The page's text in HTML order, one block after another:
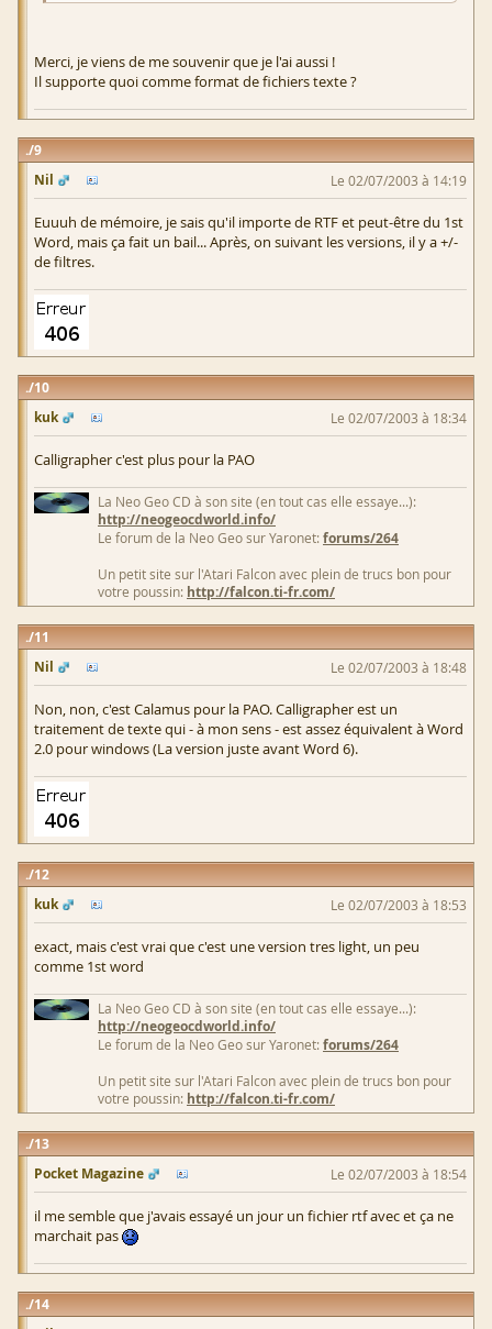
Merci, je viens de me souvenir que je l'ai aussi !
Il supporte quoi comme format de fichiers texte ?
9
Nil
Le 02/07/2003 à 14:19
Euuuh de mémoire, je sais qu'il importe de RTF et peut-être du 1st
Word, mais ça fait un bail... Après, on suivant les versions, il y a +/-
de filtres.
10
kuk
Le 02/07/2003 à 18:34
Calligrapher c'est plus pour la PAO
La Neo Geo CD à son site (en tout cas elle essaye...):
http://neogeocdworld.info/
Le forum de la Neo Geo sur Yaronet:forums/264
Un petit site sur l'Atari Falcon avec plein de trucs bon pour
votre poussin: http://falcon.ti-fr.com/
11
Nil
Le 02/07/2003 à 18:48
Non, non, c'est Calamus pour la PAO. Calligrapher est un
traitement de texte qui - à mon sens - est assez équivalent à Word
2.0 pour windows (La version juste avant Word 6).
12
kuk
Le 02/07/2003 à 18:53
exact, mais c'est vrai que c'est une version tres light, un peu
comme 1st word
La Neo Geo CD à son site (en tout cas elle essaye...):
http://neogeocdworld.info/
Le forum de la Neo Geo sur Yaronet:forums/264
Un petit site sur l'Atari Falcon avec plein de trucs bon pour
votre poussin: http://falcon.ti-fr.com/
13
Pocket Magazine
Le 02/07/2003 à 18:54
il me semble que j'avais essayé un jour un fichier rtf avec et ça ne
marchait pas
14